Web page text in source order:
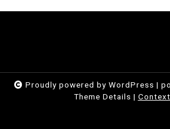
Proudly powered by WordPress |
Theme Details |